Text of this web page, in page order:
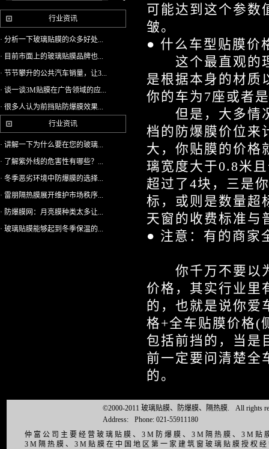
行业资讯
· 分析一下玻璃贴膜的众多好处...
· 目前市面上的玻璃贴膜品牌也...
· 节节攀升的公共汽车销量，让3...
· 谈一谈3M贴膜在广告领域的应...
· 很多人认为前挡贴防爆膜效果...
行业资讯
· 讲解一下为什么要在您的玻璃...
· 了解紫外线的危害性有哪些？...
· 冬季恶劣环境中防爆膜的选择...
· 雷朋隔热膜展开维护市场秩序...
· 防爆膜网：月亮膜种类太多让...
· 玻璃贴膜能够起到冬季保温的...
可能达到这个参数
皱。
● 什么车型贴膜价
这个最直观的理
是根据本身的材质
你的车为7座或者
但是，大多情况
档的防爆膜价位来
大，你贴膜的价格
璃宽度大于0.8米
超过了4块，三是
标，或则是数量超
天窗的收费标准与
● 注意：有的商家
你千万不要以为
价格，其实行业里
的，也就是说你爱
格+全车贴膜价格(
包括前挡的，当是
前一定要问清楚全
的。
©2000-2011 玻璃贴膜、防爆膜、隔热膜.
All rights
Address:
Phone: 021-55911180
仲富公司主要经营玻璃贴膜、3M防爆膜、3M隔热膜、3M
3M隔热膜、3M贴膜在中国地区第一家建筑窗玻璃贴膜授权